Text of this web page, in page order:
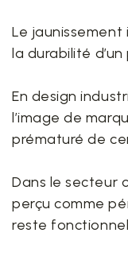
Le
la durabilité
En design
l’image de
prématuré de
Dans le secteur
perçu comme
reste